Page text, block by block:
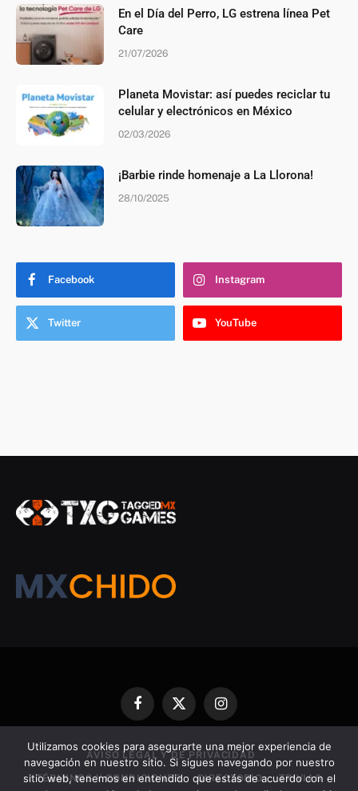
En el Día del Perro, LG estrena línea Pet
Care
21/07/2026
Planeta Movistar: así puedes reciclar tu
celular y electrónicos en México
02/03/2026
¡Barbie rinde homenaje a La Llorona!
28/10/2025
Facebook Instagram
Twitter YouTube
FacebookX
(Twitter)
Instagram
AVISO LEGAL Y DE PRIVACIDAD
TÉRMINOS Y CONDICIONES DIRECTORIO TRIVIAS
Utilizamos cookies para asegurarte una mejor experiencia de
navegación en nuestro sitio. Si sigues navegando por nuestro
sitio web, tenemos en entendido que estás de acuerdo con el